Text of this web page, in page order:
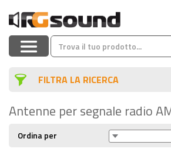
FILTRA LA RICERCA
Antenne per segnale radio
Ordina per